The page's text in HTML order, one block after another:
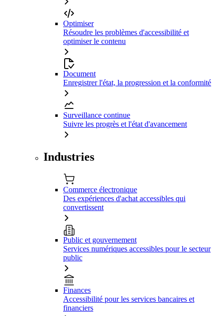
Optimiser
Résoudre les problèmes d'accessibilité et
optimiser le contenu
Document
Enregistrer l'état, la progression et la conformité
Surveillance continue
Suivre les progrès et l'état d'avancement
Industries
Commerce électronique
Des expériences d'achat accessibles qui
convertissent
Public et gouvernement
Services numériques accessibles pour le secteur
public
Finances
Accessibilité pour les services bancaires et
financiers